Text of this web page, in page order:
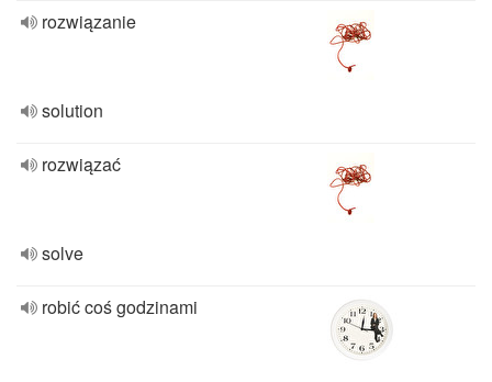
rozwiązanie
solution
rozwiązać
solve
robić coś godzinami